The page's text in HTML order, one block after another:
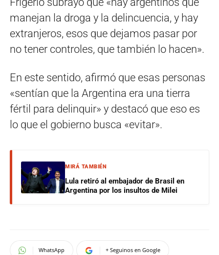
manejan la droga y la delincuencia, y hay
extranjeros, esos que dejamos pasar por
no tener controles, que también lo hacen».
En este sentido, afirmó que esas personas
«sentían que la Argentina era una tierra
fértil para delinquir» y destacó que eso es
lo que el gobierno busca «evitar».
MIRÁ TAMBIÉN
Lula retiró al embajador de Brasil en
Argentina por los insultos de Milei
WhatsApp + Seguinos en Google